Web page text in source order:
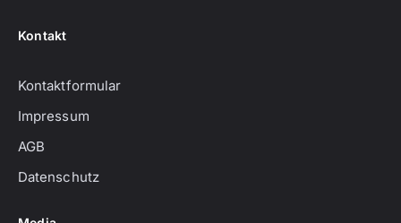
Kontakt
Kontaktformular
Impressum
AGB
Datenschutz